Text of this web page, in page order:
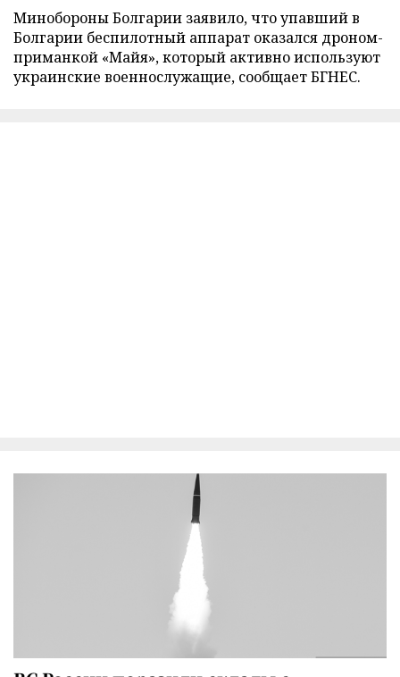
Минобороны Болгарии заявило, что упавший в
Болгарии беспилотный аппарат оказался дроном-
приманкой «Майя», который активно используют
украинские военнослужащие, сообщает БГНЕС.